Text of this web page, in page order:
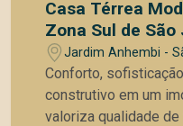
Casa Térrea
Zona Sul de São
Quartos | Suíte
Gourmet
Jardim Anhembi -
Conforto,
construtivo em um
valoriza qualidade de vida. Com 90